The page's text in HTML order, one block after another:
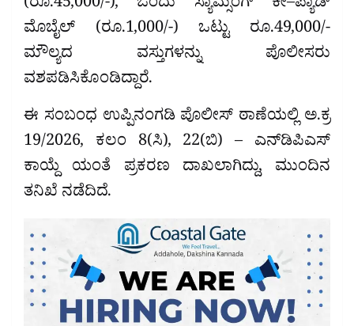
ಮೊಬೈಲ್ (ರೂ.1,000/-) ಒಟ್ಟು ರೂ.49,000/-
ಮೌಲ್ಯದ ವಸ್ತುಗಳನ್ನು ಪೊಲೀಸರು
ವಶಪಡಿಸಿಕೊಂಡಿದ್ದಾರೆ.
ಈ ಸಂಬಂಧ ಉಪ್ಪಿನಂಗಡಿ ಪೊಲೀಸ್ ಠಾಣೆಯಲ್ಲಿ ಅ.ಕ್ರ
19/2026, ಕಲಂ 8(ಸಿ), 22(ಬಿ) – ಎನ್‌ಡಿಪಿಎಸ್
ಕಾಯ್ದೆ ಯಂತೆ ಪ್ರಕರಣ ದಾಖಲಾಗಿದ್ದು, ಮುಂದಿನ
ತನಿಖೆ ನಡೆದಿದೆ.